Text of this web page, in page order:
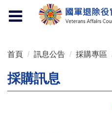
Toggle
navigation
首頁 訊息公告 採購專區
採購訊息